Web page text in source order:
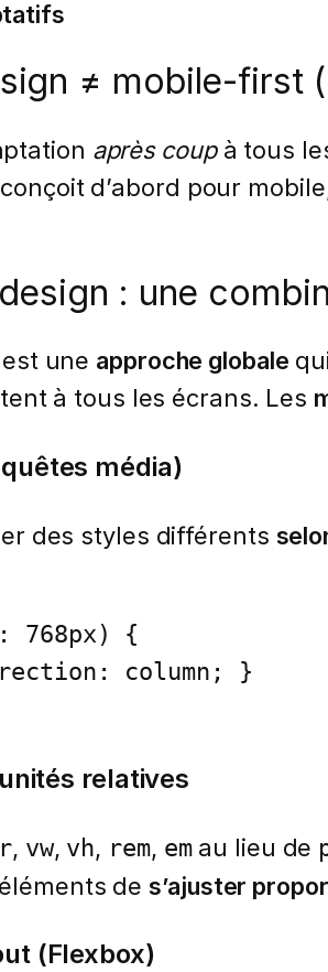
≠ mobile-first
après coupà tous
d’abord pour
: une
est une approche globale
à tous les écrans. Les
média)
des styles différents
768px) {
relatives
, vw, vh, rem, emau lieu de
des’ajuster
(Flexbox)